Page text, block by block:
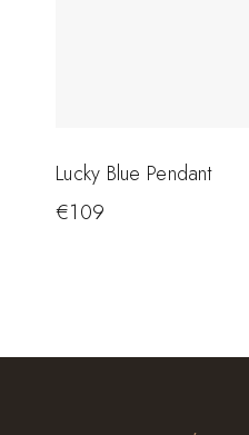
Lucky Blue Pendant
€109